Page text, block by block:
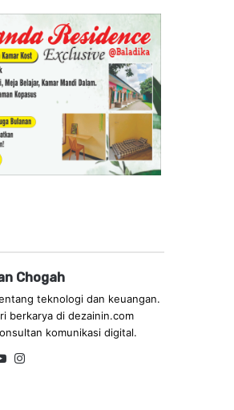
Chogah
teknologi dan keuangan.
berkarya di dezainin.com
komunikasi digital.
Yo